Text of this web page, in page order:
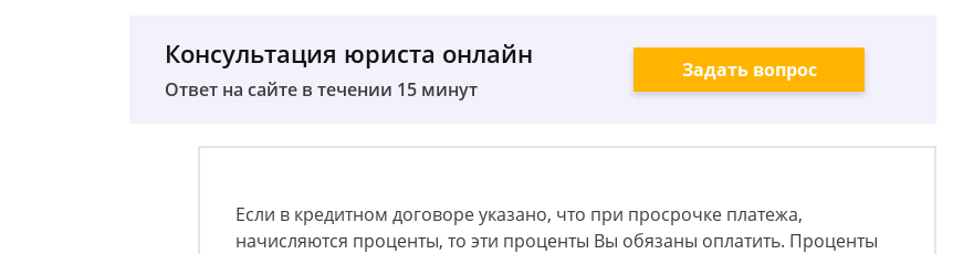
Консультация юриста онлайн
Ответ на сайте в течении 15 минут
Задать вопрос
Если в кредитном договоре указано, что при просрочке платежа,
начисляются проценты, то эти проценты Вы обязаны оплатить. Проценты